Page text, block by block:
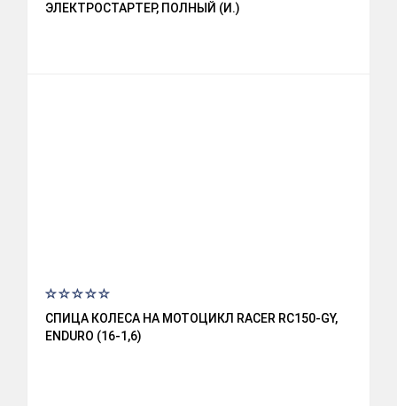
ЭЛЕКТРОСТАРТЕР, ПОЛНЫЙ (И.)
СПИЦА КОЛЕСА НА МОТОЦИКЛ RACER RC150-GY,
ENDURO (16-1,6)